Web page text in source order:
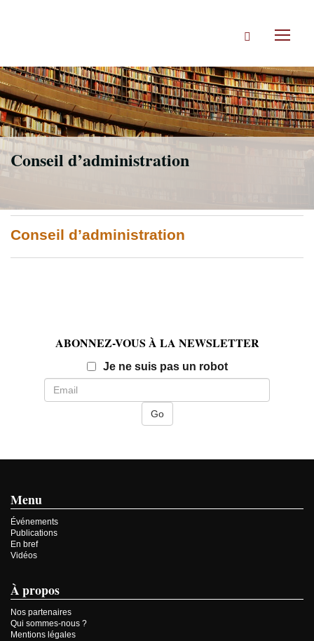
Rechercher
Conseil d’administration
Conseil d’administration
ABONNEZ-VOUS À LA NEWSLETTER
Je ne suis pas un robotEmail
Menu
Événements
Publications
En bref
Vidéos
À propos
Nos partenaires
Qui sommes-nous ?
Mentions légales